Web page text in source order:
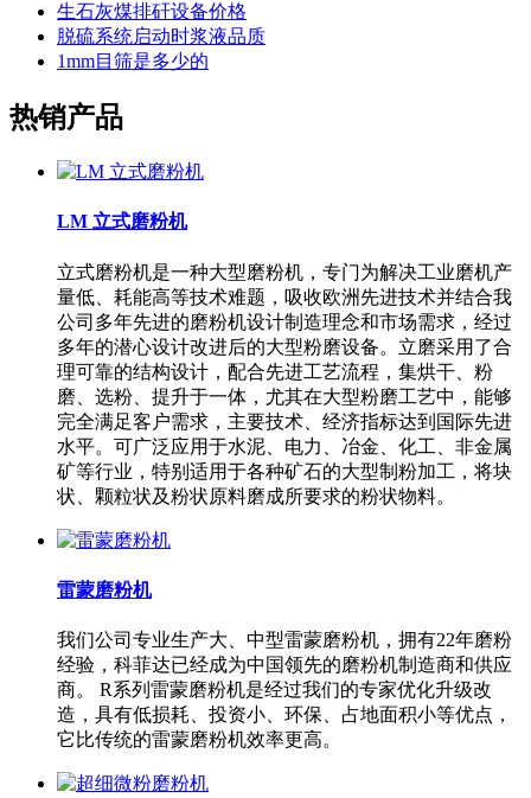
生石灰煤排矸设备价格
脱硫系统启动时浆液品质
1mm目筛是多少的
热销产品
LM 立式磨粉机
立式磨粉机是一种大型磨粉机，专门为解决工业磨机产
量低、耗能高等技术难题，吸收欧洲先进技术并结合我
公司多年先进的磨粉机设计制造理念和市场需求，经过
多年的潜心设计改进后的大型粉磨设备。立磨采用了合
理可靠的结构设计，配合先进工艺流程，集烘干、粉
磨、选粉、提升于一体，尤其在大型粉磨工艺中，能够
完全满足客户需求，主要技术、经济指标达到国际先进
水平。可广泛应用于水泥、电力、冶金、化工、非金属
矿等行业，特别适用于各种矿石的大型制粉加工，将块
状、颗粒状及粉状原料磨成所要求的粉状物料。
雷蒙磨粉机
我们公司专业生产大、中型雷蒙磨粉机，拥有22年磨粉
经验，科菲达已经成为中国领先的磨粉机制造商和供应
商。 R系列雷蒙磨粉机是经过我们的专家优化升级改
造，具有低损耗、投资小、环保、占地面积小等优点，
它比传统的雷蒙磨粉机效率更高。